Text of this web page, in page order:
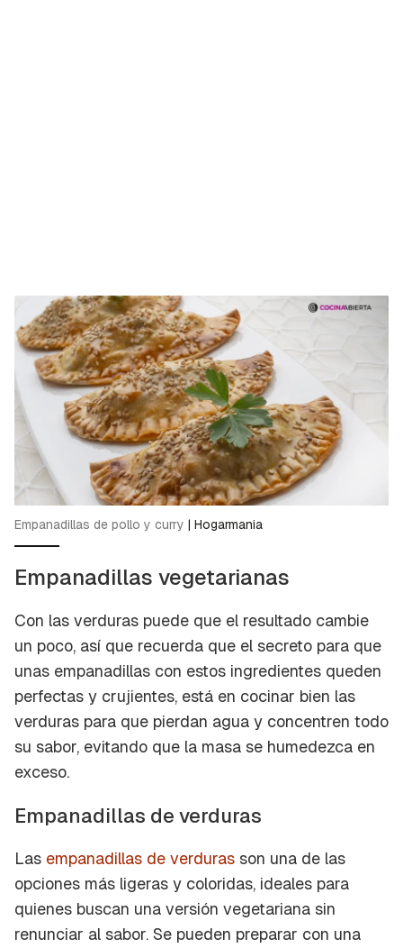
Empanadillas de pollo y curry | Hogarmania
Empanadillas vegetarianas
Con las verduras puede que el resultado cambie
un poco, así que recuerda que el secreto para que
unas empanadillas con estos ingredientes queden
perfectas y crujientes, está en cocinar bien las
verduras para que pierdan agua y concentren todo
su sabor, evitando que la masa se humedezca en
exceso.
Empanadillas de verduras
Las empanadillas de verduras son una de las
opciones más ligeras y coloridas, ideales para
quienes buscan una versión vegetariana sin
renunciar al sabor. Se pueden preparar con una